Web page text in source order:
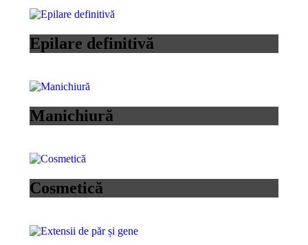
Epilare definitivă
Manichiură
Cosmetică